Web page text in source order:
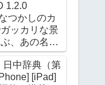
1.2.0
つかしのカ
ッカリな景
、あの名作
てきた
日中辞典（第
[iPad]